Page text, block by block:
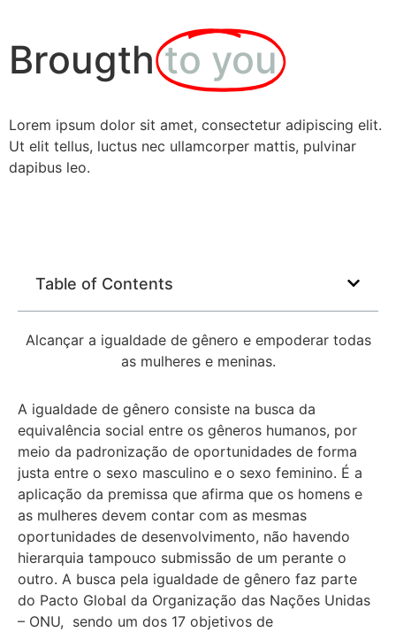
Brougth to you
Lorem ipsum dolor sit amet, consectetur adipiscing elit.
Ut elit tellus, luctus nec ullamcorper mattis, pulvinar
dapibus leo.
Table of Contents
Alcançar a igualdade de gênero e empoderar todas
as mulheres e meninas.
A igualdade de gênero consiste na busca da
equivalência social entre os gêneros humanos, por
meio da padronização de oportunidades de forma
justa entre o sexo masculino e o sexo feminino. É a
aplicação da premissa que afirma que os homens e
as mulheres devem contar com as mesmas
oportunidades de desenvolvimento, não havendo
hierarquia tampouco submissão de um perante o
outro. A busca pela igualdade de gênero faz parte
do Pacto Global da Organização das Nações Unidas
– ONU, sendo um dos 17 objetivos de